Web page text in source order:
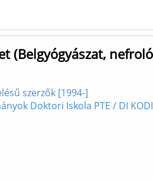
(Belgyógyászat,
szerzők [1994-]
Doktori Iskola PTE / DI KODI